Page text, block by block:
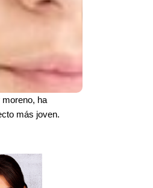
moreno, ha
más joven.